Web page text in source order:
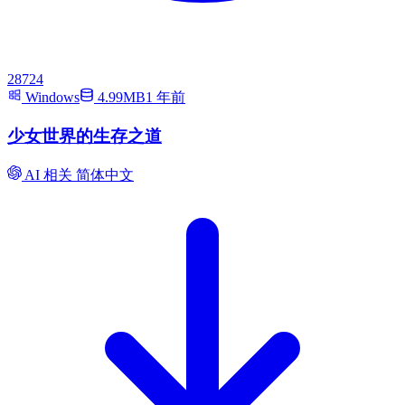
28724
Windows
4.99MB1 年前
少女世界的生存之道
AI 相关 简体中文